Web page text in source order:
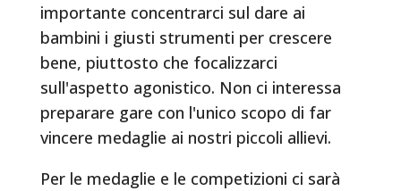
importante concentrarci sul dare ai
bambini i giusti strumenti per crescere
bene, piuttosto che focalizzarci
sull'aspetto agonistico. Non ci interessa
preparare gare con l'unico scopo di far
vincere medaglie ai nostri piccoli allievi.
Per le medaglie e le competizioni ci sarà